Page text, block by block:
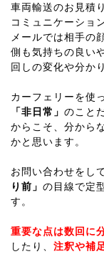
車両輸送のお見積
コミュニケーショ
メールでは相手の
側も気持ちの良い
回しの変化や分か
カーフェリーを使
「非日常」 のこと
からこそ、分から
かと思います。
お問い合わせをし
り前」 の目線で定
す。
重要な点は数回に
したり、 注釈や補